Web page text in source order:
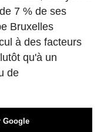
7 % de ses
Bruxelles
à des facteurs
qu'à un
de
Google